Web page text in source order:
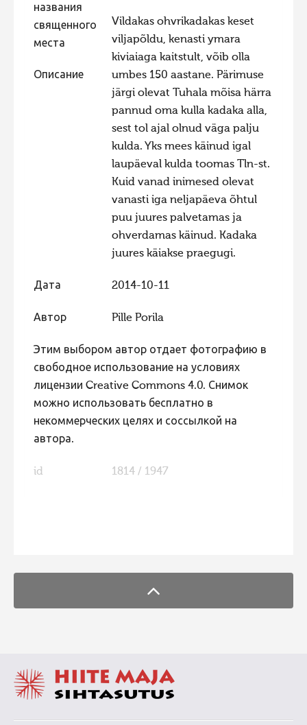
Видео 2020
Фотоконкурс 2019
Фотоконкурс 2018
Фотоконкурс 2017
Фотоконкурс 2015
Фотоконкурс 2013
Фотоконкурс 2012
Фотоконкурс 2011
Фотоконкурс 2010
названия
священного
места
Описание
Vildakas ohvrikadakas keset
viljapõldu, kenasti ymara
kiviaiaga kaitstult, võib olla
umbes 150 aastane. Pärimuse
järgi olevat Tuhala mõisa härra
pannud oma kulla kadaka alla,
sest tol ajal olnud väga palju
kulda. Yks mees käinud igal
laupäeval kulda toomas Tln-st.
Kuid vanad inimesed olevat
vanasti iga neljapäeva õhtul
puu juures palvetamas ja
ohverdamas käinud. Kadaka
juures käiakse praegugi.
Дата 2014-10-11
Автор Pille Porila
Этим выбором автор отдает фотографию в
свободное использование на условиях
лицензии Creative Commons 4.0. Снимок
можно использовать бесплатно в
некоммерческих целях и соссылкой на
автора.
id 1814 / 1947